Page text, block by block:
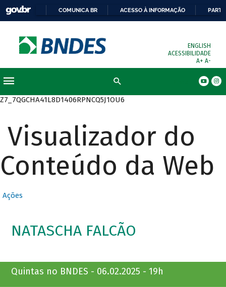
COMUNICA BR ACESSO À INFORMAÇÃO
ENGLISH
ACESSIBILIDADE
A+ A-
Z7_7QGCHA41L8D1406RPNCQ5J1OU6
Visualizador do
Conteúdo da Web
Ações
NATASCHA FALCÃO
Quintas no BNDES - 06.02.2025 - 19h